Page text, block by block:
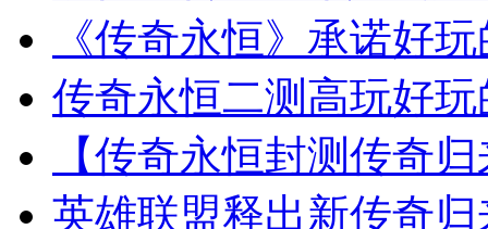
《传奇永恒》承诺好
传奇永恒二测高玩好
【传奇永恒封测传奇
英雄联盟释出新传奇